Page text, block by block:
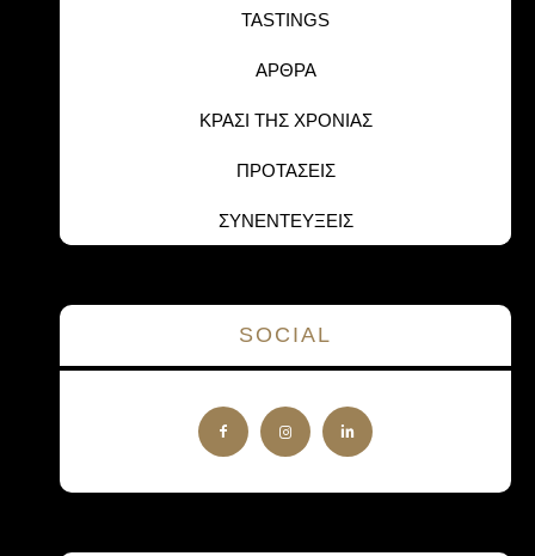
TASTINGS
ΑΡΘΡΑ
ΚΡΑΣΙ ΤΗΣ ΧΡΟΝΙΑΣ
ΠΡΟΤΑΣΕΙΣ
ΣΥΝΕΝΤΕΥΞΕΙΣ
SOCIAL